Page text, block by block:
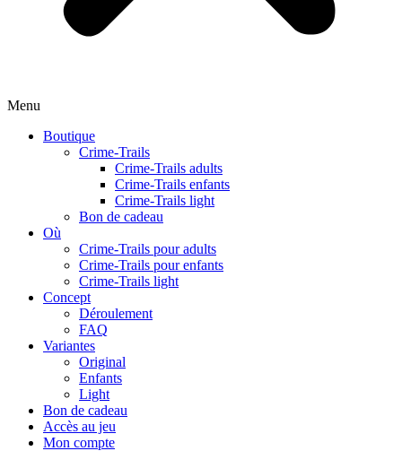
Menu
Boutique
Crime-Trails
Crime-Trails adults
Crime-Trails enfants
Crime-Trails light
Bon de cadeau
Où
Crime-Trails pour adults
Crime-Trails pour enfants
Crime-Trails light
Concept
Déroulement
FAQ
Variantes
Original
Enfants
Light
Bon de cadeau
Accès au jeu
Mon compte